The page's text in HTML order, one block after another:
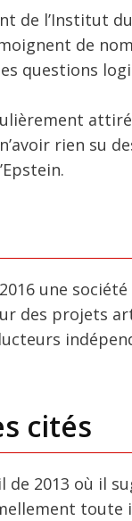
de l’Institut
de
questions
rien su
une
des projets
cités
2013 où il